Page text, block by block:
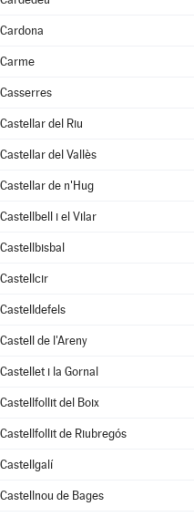
Cardona
Carme
Casserres
Castellar del Riu
Castellar del Vallès
Castellar de n'Hug
Castellbell i el Vilar
Castellbisbal
Castellcir
Castelldefels
Castell de l'Areny
Castellet i la Gornal
Castellfollit del Boix
Castellfollit de Riubregós
Castellgalí
Castellnou de Bages